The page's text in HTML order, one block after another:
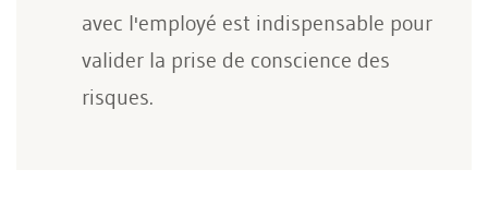
avec l'employé est indispensable pour
valider la prise de conscience des
risques.